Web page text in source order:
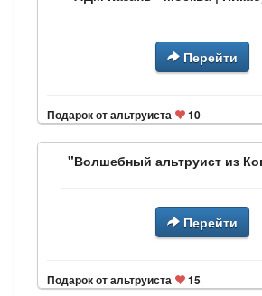
Перейти
Подарок от альтруиста 10
"Волшебный альтруист из
Перейти
Подарок от альтруиста 15